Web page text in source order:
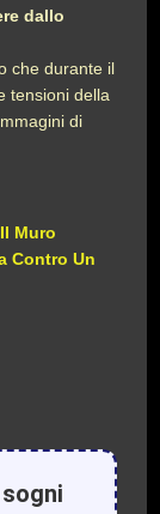
dallo
che durante il
tensioni della
di
Muro
Contro Un